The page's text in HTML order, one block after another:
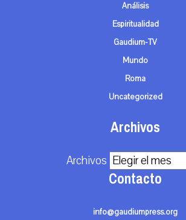
Análisis
Espiritualidad
Gaudium-TV
Mundo
Roma
Uncategorized
Archivos
Archivos
Contacto
info@gaudiumpress.org